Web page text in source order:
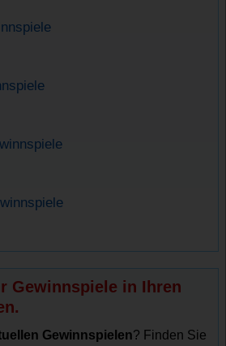
Gewinnspiele in Ihren
Gewinnspielen? Finden Sie